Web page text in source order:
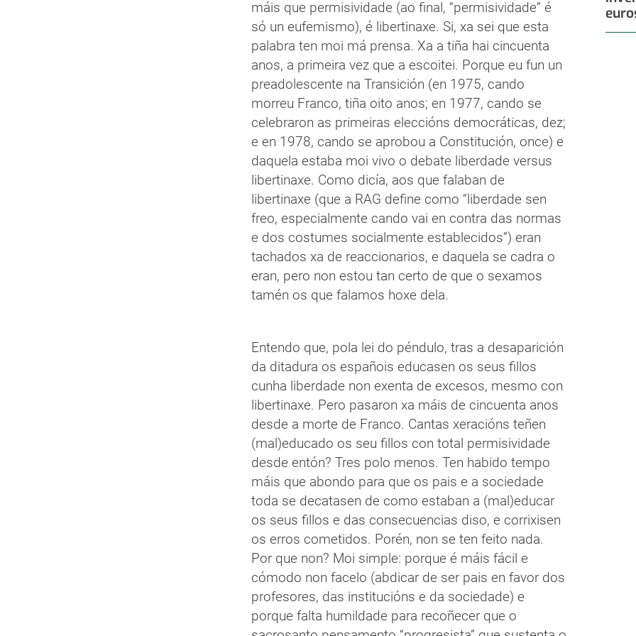
máis que permisividade (ao final, “permisividade” é
só un eufemismo), é libertinaxe. Si, xa sei que esta
palabra ten moi má prensa. Xa a tiña hai cincuenta
anos, a primeira vez que a escoitei. Porque eu fun un
preadolescente na Transición (en 1975, cando
morreu Franco, tiña oito anos; en 1977, cando se
celebraron as primeiras eleccións democráticas, dez;
e en 1978, cando se aprobou a Constitución, once) e
daquela estaba moi vivo o debate liberdade versus
libertinaxe. Como dicía, aos que falaban de
libertinaxe (que a RAG define como “liberdade sen
freo, especialmente cando vai en contra das normas
e dos costumes socialmente establecidos”) eran
tachados xa de reaccionarios, e daquela se cadra o
eran, pero non estou tan certo de que o sexamos
tamén os que falamos hoxe dela.
Entendo que, pola lei do péndulo, tras a desaparición
da ditadura os españois educasen os seus fillos
cunha liberdade non exenta de excesos, mesmo con
libertinaxe. Pero pasaron xa máis de cincuenta anos
desde a morte de Franco. Cantas xeracións teñen
(mal)educado os seu fillos con total permisividade
desde entón? Tres polo menos. Ten habido tempo
máis que abondo para que os pais e a sociedade
toda se decatasen de como estaban a (mal)educar
os seus fillos e das consecuencias diso, e corrixisen
os erros cometidos. Porén, non se ten feito nada.
Por que non? Moi simple: porque é máis fácil e
cómodo non facelo (abdicar de ser pais en favor dos
profesores, das institucións e da sociedade) e
porque falta humildade para recoñecer que o